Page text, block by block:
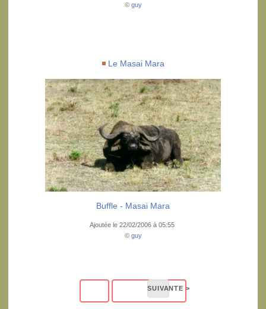
© guy
Le Masai Mara
Buffle - Masai Mara
Ajoutée le 22/02/2006 à 05:55
© guy